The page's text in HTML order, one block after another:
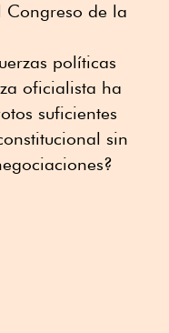
Congreso de la
políticas
oficialista ha
suficientes
sin